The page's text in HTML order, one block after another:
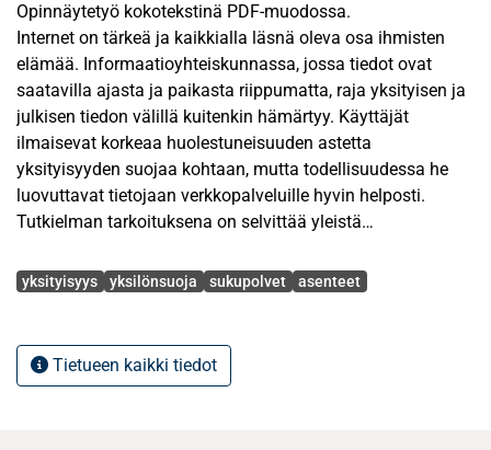
Opinnäytetyö kokotekstinä PDF-muodossa.
Internet on tärkeä ja kaikkialla läsnä oleva osa ihmisten
elämää. Informaatioyhteiskunnassa, jossa tiedot ovat
saatavilla ajasta ja paikasta riippumatta, raja yksityisen ja
julkisen tiedon välillä kuitenkin hämärtyy. Käyttäjät
ilmaisevat korkeaa huolestuneisuuden astetta
yksityisyyden suojaa kohtaan, mutta todellisuudessa he
luovuttavat tietojaan verkkopalveluille hyvin helposti.
Tutkielman tarkoituksena on selvittää yleistä
eroja suhtautumisessa eri sukupolvien välillä. Lisäksi
uhkaavista tekijöistä ja yksityisyyttä suojaavasta
lainsäädännöstä.
Avainsanat
yksityisyys yksilönsuoja sukupolvet asenteet
Tietueen kaikki tiedot